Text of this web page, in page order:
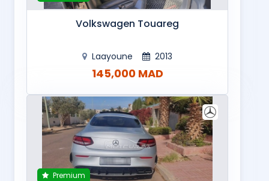
Volkswagen Touareg
Laayoune 2013
145,000 MAD
Premium